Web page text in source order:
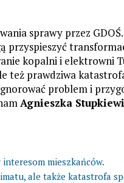
sprawy przez
przyspieszyć
kopalni i elektrowni
też prawdziwa
problem i
Agnieszka
mieszkańców.
ale także katastrofa